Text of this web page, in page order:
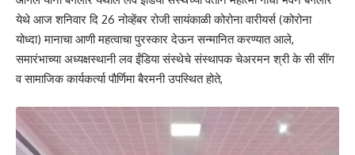
येथे आज शनिवार दि 26 नोव्हेंबर रोजी सायंकाळी कोरोना वारीयर्स (कोरोना
योध्दा) मानाचा आणी महत्वाचा पुरस्कार देऊन सन्मानित करण्यात आले,
समारंभाच्या अध्यक्षस्थानी लव ईंडिया संस्थेचे संस्थापक चेअरमन श्री के सी सींग
व सामाजिक कार्यकर्त्या पौर्णिमा बैरमनी उपस्थित होते,